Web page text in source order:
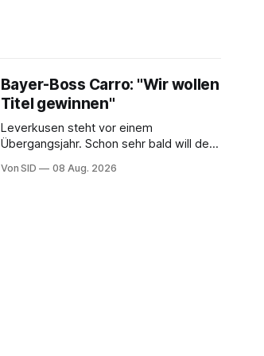
Bayer-Boss Carro: "Wir wollen
Titel gewinnen"
Leverkusen steht vor einem
Übergangsjahr. Schon sehr bald will der
ganz oben angreifen.
Von SID 08 Aug. 2026